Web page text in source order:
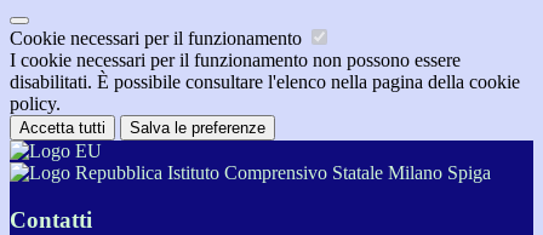
Cookie necessari per il funzionamento
I cookie necessari per il funzionamento non possono essere
disabilitati. È possibile consultare l'elenco nella pagina della cookie
policy.
Accetta tutti Salva le preferenze
Istituto Comprensivo Statale Milano Spiga
Contatti